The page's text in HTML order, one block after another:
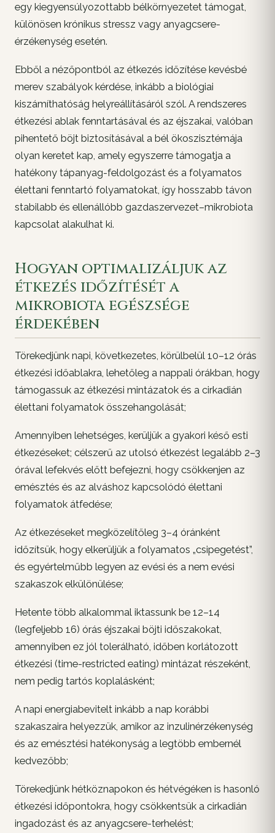
egy kiegyensúlyozottabb bélkörnyezetet támogat,
különösen krónikus stressz vagy anyagcsere-
érzékenység esetén.
Ebből a nézőpontból az étkezés időzítése kevésbé
merev szabályok kérdése, inkább a biológiai
kiszámíthatóság helyreállításáról szól. A rendszeres
étkezési ablak fenntartásával és az éjszakai, valóban
pihentető böjt biztosításával a bél ökoszisztémája
olyan keretet kap, amely egyszerre támogatja a
hatékony tápanyag-feldolgozást és a folyamatos
élettani fenntartó folyamatokat, így hosszabb távon
stabilabb és ellenállóbb gazdaszervezet–mikrobiota
kapcsolat alakulhat ki.
Hogyan optimalizáljuk az
étkezés időzítését a
mikrobiota egészsége
érdekében
Törekedjünk napi, következetes, körülbelül 10–12 órás
étkezési időablakra, lehetőleg a nappali órákban, hogy
támogassuk az étkezési mintázatok és a cirkadián
élettani folyamatok összehangolását;
Amennyiben lehetséges, kerüljük a gyakori késő esti
étkezéseket; célszerű az utolsó étkezést legalább 2–3
órával lefekvés előtt befejezni, hogy csökkenjen az
emésztés és az alváshoz kapcsolódó élettani
folyamatok átfedése;
Az étkezéseket megközelítőleg 3–4 óránként
időzítsük, hogy elkerüljük a folyamatos „csipegetést”,
és egyértelműbb legyen az evési és a nem evési
szakaszok elkülönülése;
Hetente több alkalommal iktassunk be 12–14
(legfeljebb 16) órás éjszakai böjti időszakokat,
amennyiben ez jól tolerálható, időben korlátozott
étkezési (time-restricted eating) mintázat részeként,
nem pedig tartós koplalásként;
A napi energiabevitelt inkább a nap korábbi
szakaszaira helyezzük, amikor az inzulinérzékenység
és az emésztési hatékonyság a legtöbb embernél
kedvezőbb;
Törekedjünk hétköznapokon és hétvégéken is hasonló
étkezési időpontokra, hogy csökkentsük a cirkadián
ingadozást és az anyagcsere-terhelést;